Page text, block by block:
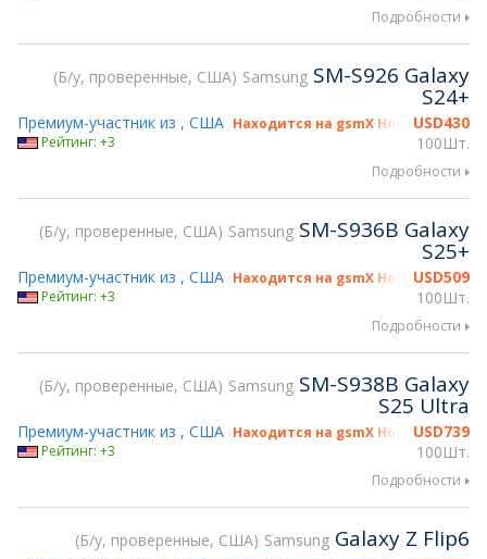
Подробности
Б/у, проверенные, США Samsung SM-S926 Galaxy
S24+
USD430
100Шт.
Премиум-участник из , США Находится на gsmX Hong Kong 2026
Рейтинг: +3
Подробности
Б/у, проверенные, США Samsung SM-S936B Galaxy
S25+
USD509
100Шт.
Премиум-участник из , США Находится на gsmX Hong Kong 2026
Рейтинг: +3
Подробности
Б/у, проверенные, США Samsung SM-S938B Galaxy
S25 Ultra
USD739
100Шт.
Премиум-участник из , США Находится на gsmX Hong Kong 2026
Рейтинг: +3
Подробности
Б/у, проверенные, США Samsung Galaxy Z Flip6